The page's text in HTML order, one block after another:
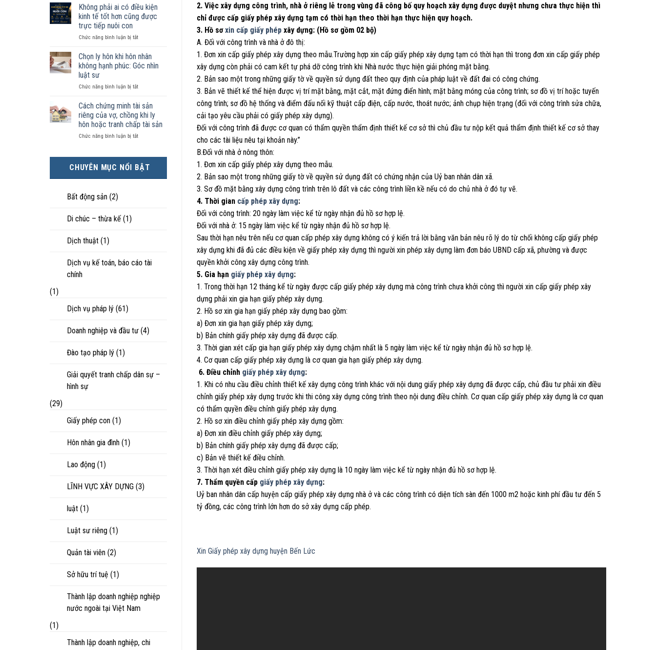
trong
trường
hợp
được
luật
công
hôn
thực
tế?
chung
như
vợ
không
ký
kết
hôn
tài
chia
như
nào?
Không phải ai có điều kiện
kinh tế tốt hơn cũng được
trực tiếp nuôi con
Chức năng bình luận bị tắtở
phải
ai
có
kiện
tế
tốt
hơn
cũng
được
con
Chọn ly hôn khi hôn nhân
không hạnh phúc: Góc nhìn
luật sư
Chức năng bình luận bị tắtở
ly
hôn
khi
hôn
nhân
Góc
nhìn
Cách chứng minh tài sản
riêng của vợ, chồng khi ly
hôn hoặc tranh chấp tài sản
Chức năng bình luận bị tắtở
tài
chấp
CHUYÊN MỤC NỔI BẬT
Bất động sản (2)
Di chúc – thừa kế (1)
Dịch thuật (1)
Dịch vụ kế toán, báo cáo tài
chính
(1)
Dịch vụ pháp lý (61)
Doanh nghiệp và đầu tư (4)
Đào tạo pháp lý (1)
Giải quyết tranh chấp dân sự –
hình sự
(29)
Giấy phép con (1)
Hôn nhân gia đình (1)
Lao động (1)
LĨNH VỰC XÂY DỰNG (3)
luật (1)
Luật sư riêng (1)
Quản tài viên (2)
Sở hữu trí tuệ (1)
Thành lập doanh nghiệp nghiệp
nước ngoài tại Việt Nam
(1)
Thành lập doanh nghiệp, chi
2. Việc xây dựng công trình, nhà ở riêng lẻ trong vùng đã công bố quy hoạch xây dựng được duyệt nhưng chưa thực hiện thì
chỉ được cấp giấy phép xây dựng tạm có thời hạn theo thời hạn thực hiện quy hoạch.
3. Hồ sơ xin cấp giấy phép xây dựng: (Hồ sơ gồm 02 bộ)
A. Đối với công trình và nhà ở đô thị:
1. Đơn xin cấp giấy phép xây dựng theo mẫu.Trường hợp xin cấp giấy phép xây dựng tạm có thời hạn thì trong đơn xin cấp giấy phép
xây dựng còn phải có cam kết tự phá dỡ công trình khi Nhà nước thực hiện giải phóng mặt bằng.
2. Bản sao một trong những giấy tờ về quyền sử dụng đất theo quy định của pháp luật về đất đai có công chứng.
3. Bản vẽ thiết kế thể hiện được vị trí mặt bằng, mặt cắt, mặt đứng điển hình; mặt bằng móng của công trình; sơ đồ vị trí hoặc tuyến
công trình; sơ đồ hệ thống và điểm đấu nối kỹ thuật cấp điện, cấp nước, thoát nước; ảnh chụp hiện trạng (đối với công trình sửa chữa,
cải tạo yêu cầu phải có giấy phép xây dựng).
Đối với công trình đã được cơ quan có thẩm quyền thẩm định thiết kế cơ sở thì chủ đầu tư nộp kết quả thẩm định thiết kế cơ sở thay
cho các tài liệu nêu tại khoản này.”
B.Đối với nhà ở nông thôn:
1. Đơn xin cấp giấy phép xây dựng theo mẫu.
2. Bản sao một trong những giấy tờ về quyền sử dụng đất có chứng nhận của Uỷ ban nhân dân xã.
3. Sơ đồ mặt bằng xây dựng công trình trên lô đất và các công trình liền kề nếu có do chủ nhà ở đó tự vẽ.
4. Thời gian cấp phép xây dựng:
Đối với công trình: 20 ngày làm việc kể từ ngày nhận đủ hồ sơ hợp lệ.
Đối với nhà ở: 15 ngày làm việc kể từ ngày nhận đủ hồ sơ hợp lệ.
Sau thời hạn nêu trên nếu cơ quan cấp phép xây dựng không có ý kiến trả lời bằng văn bản nêu rõ lý do từ chối không cấp giấy phép
xây dựng khi đã đủ các điều kiện về giấy phép xây dựng thì người xin phép xây dựng làm đơn báo UBND cấp xã, phường và được
quyền khởi công xây dựng công trình.
5. Gia hạn giấy phép xây dựng:
1. Trong thời hạn 12 tháng kể từ ngày được cấp giấy phép xây dựng mà công trình chưa khởi công thì người xin cấp giấy phép xây
dựng phải xin gia hạn giấy phép xây dựng.
2. Hồ sơ xin gia hạn giấy phép xây dựng bao gồm:
a) Đơn xin gia hạn giấy phép xây dựng;
b) Bản chính giấy phép xây dựng đã được cấp.
3. Thời gian xét cấp gia hạn giấy phép xây dựng chậm nhất là 5 ngày làm việc kể từ ngày nhận đủ hồ sơ hợp lệ.
4. Cơ quan cấp giấy phép xây dựng là cơ quan gia hạn giấy phép xây dựng.
6. Điều chỉnh giấy phép xây dựng:
1. Khi có nhu cầu điều chỉnh thiết kế xây dựng công trình khác với nội dung giấy phép xây dựng đã được cấp, chủ đầu tư phải xin điều
chỉnh giấy phép xây dựng trước khi thi công xây dựng công trình theo nội dung điều chỉnh. Cơ quan cấp giấy phép xây dựng là cơ quan
có thẩm quyền điều chỉnh giấy phép xây dựng.
2. Hồ sơ xin điều chỉnh giấy phép xây dựng gồm:
a) Đơn xin điều chỉnh giấy phép xây dựng;
b) Bản chính giấy phép xây dựng đã được cấp;
c) Bản vẽ thiết kế điều chỉnh.
3. Thời hạn xét điều chỉnh giấy phép xây dựng là 10 ngày làm việc kể từ ngày nhận đủ hồ sơ hợp lệ.
7. Thẩm quyền cấp giấy phép xây dựng:
Uỷ ban nhân dân cấp huyện cấp giấy phép xây dựng nhà ở và các công trình có diện tích sàn đến 1000 m2 hoặc kinh phí đầu tư đến 5
tỷ đồng, các công trình lớn hơn do sở xây dựng cấp phép.
Xin Giấy phép xây dựng huyện Bến Lức